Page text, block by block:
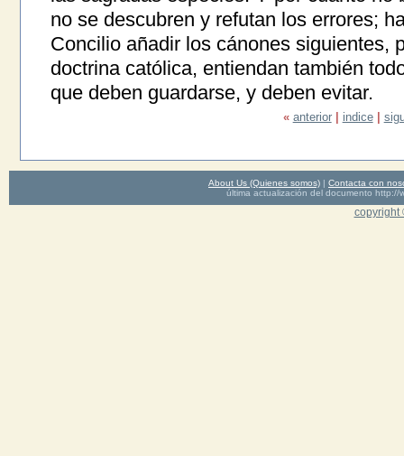
no se descubren y refutan los errores;
Concilio añadir los cánones siguientes,
doctrina católica, entiendan también
que deben guardarse, y deben evitar.
« anterior indice
About Us (Quienes somos) | Contacta con
última actualización del documento http://
copyright